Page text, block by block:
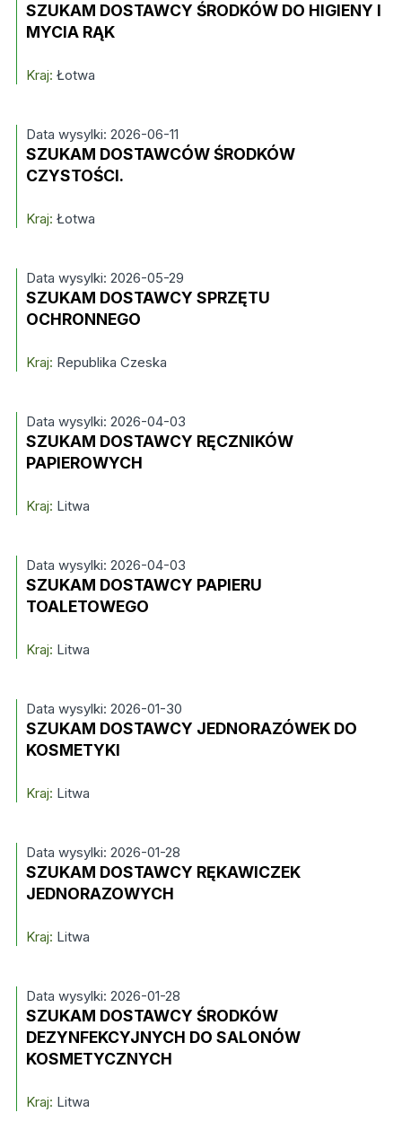
SZUKAM DOSTAWCY ŚRODKÓW DO HIGIENY I
MYCIA RĄK
Kraj: Łotwa
Data wysylki: 2026-06-11
SZUKAM DOSTAWCÓW ŚRODKÓW
CZYSTOŚCI.
Kraj: Łotwa
Data wysylki: 2026-05-29
SZUKAM DOSTAWCY SPRZĘTU
OCHRONNEGO
Kraj: Republika Czeska
Data wysylki: 2026-04-03
SZUKAM DOSTAWCY RĘCZNIKÓW
PAPIEROWYCH
Kraj: Litwa
Data wysylki: 2026-04-03
SZUKAM DOSTAWCY PAPIERU
TOALETOWEGO
Kraj: Litwa
Data wysylki: 2026-01-30
SZUKAM DOSTAWCY JEDNORAZÓWEK DO
KOSMETYKI
Kraj: Litwa
Data wysylki: 2026-01-28
SZUKAM DOSTAWCY RĘKAWICZEK
JEDNORAZOWYCH
Kraj: Litwa
Data wysylki: 2026-01-28
SZUKAM DOSTAWCY ŚRODKÓW
DEZYNFEKCYJNYCH DO SALONÓW
KOSMETYCZNYCH
Kraj: Litwa